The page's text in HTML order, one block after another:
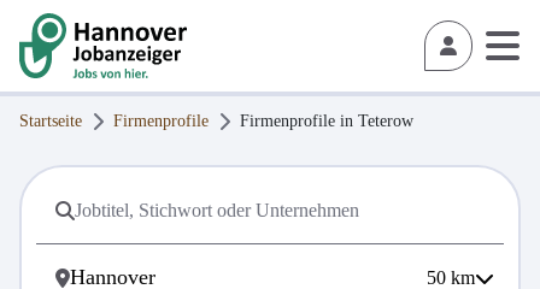
Startseite Firmenprofile Firmenprofile in Teterow
50 km